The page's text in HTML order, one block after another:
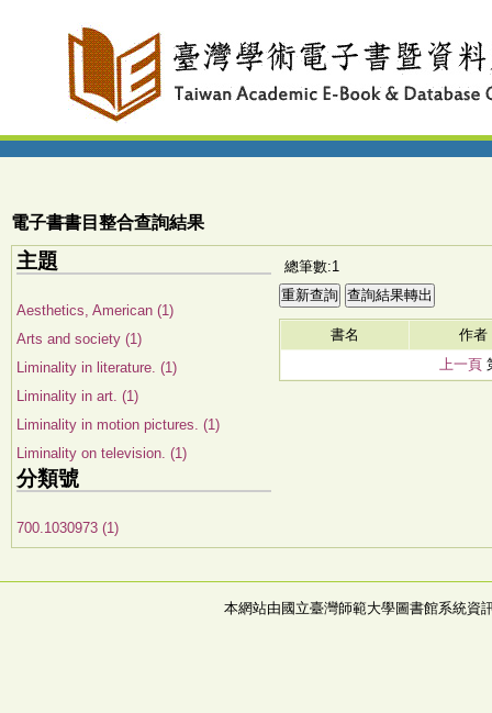
電子書書目整合查詢結果
主題
Aesthetics, American (1)
Arts and society (1)
Liminality in literature. (1)
Liminality in art. (1)
Liminality in motion pictures. (1)
Liminality on television. (1)
分類號
700.1030973 (1)
總筆數:1
書名
作者
上一頁
本網站由國立臺灣師範大學圖書館系統資